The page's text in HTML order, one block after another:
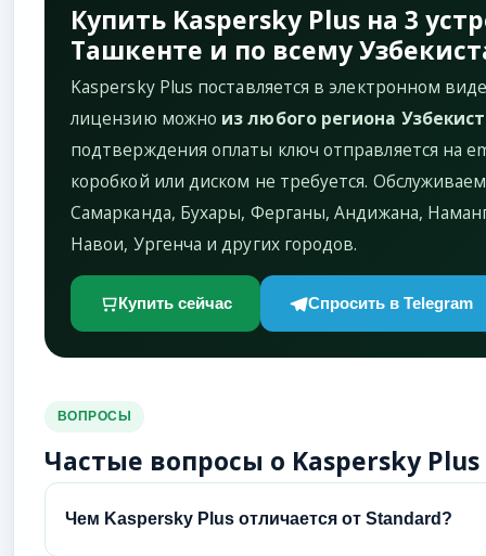
Купить Kaspersky Plus на 3
Ташкенте и по всему
Kaspersky Plus поставляется в электронном
лицензию можно из любого региона
подтверждения оплаты ключ отправляется на
коробкой или диском не требуется.
Самарканда, Бухары, Ферганы, Андижана,
Навои, Ургенча и других городов.
Купить сейчас Спросить в Telegram
ВОПРОСЫ
Частые вопросы о Kaspersky Plus
Чем Kaspersky Plus отличается от Standard?